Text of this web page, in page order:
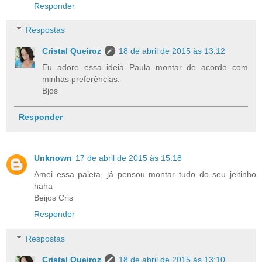
Responder
Respostas
Cristal Queiroz
18 de abril de 2015 às 13:12
Eu adore essa ideia Paula montar de acordo com
minhas preferências.
Bjos
Responder
Unknown 17 de abril de 2015 às 15:18
Amei essa paleta, já pensou montar tudo do seu jeitinho
haha
Beijos Cris
Responder
Respostas
Cristal Queiroz 18 de abril de 2015 às 13:10